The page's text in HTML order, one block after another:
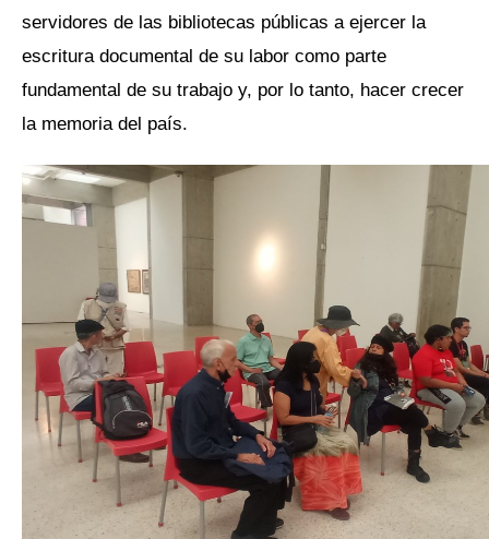
servidores de las bibliotecas públicas a ejercer la
escritura documental de su labor como parte
fundamental de su trabajo y, por lo tanto, hacer crecer
la memoria del país.